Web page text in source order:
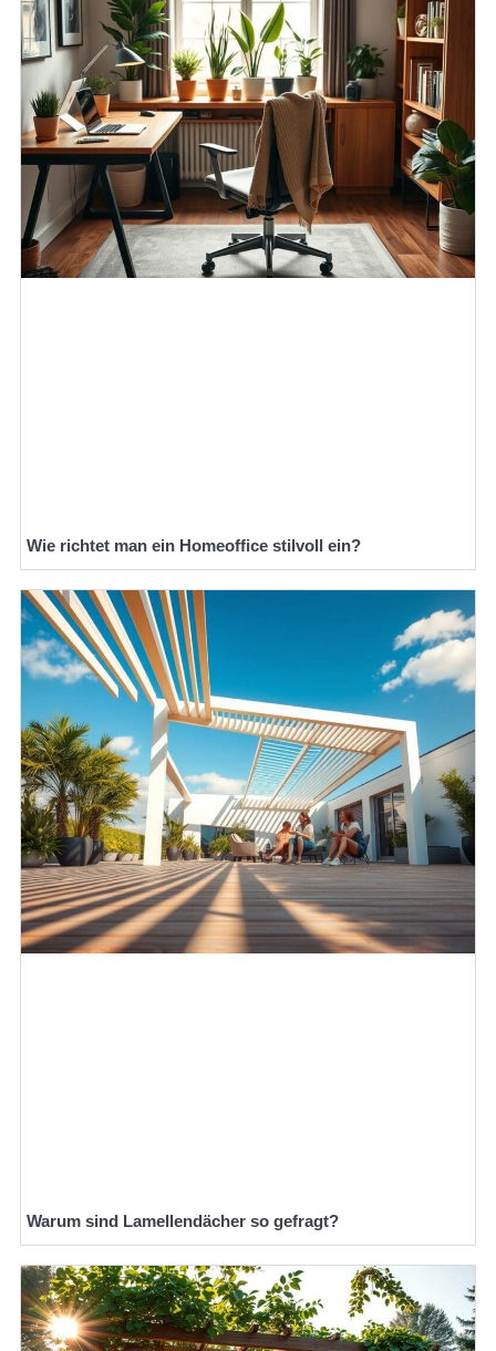
Wie richtet man ein Homeoffice stilvoll ein?
Warum sind Lamellendächer so gefragt?